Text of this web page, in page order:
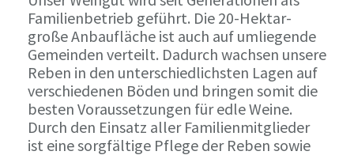
Familienbetrieb geführt. Die 20-Hektar-
große Anbaufläche ist auch auf umliegende
Gemeinden verteilt. Dadurch wachsen unsere
Reben in den unterschiedlichsten Lagen auf
verschiedenen Böden und bringen somit die
besten Voraussetzungen für edle Weine.
Durch den Einsatz aller Familienmitglieder
ist eine sorgfältige Pflege der Reben sowie